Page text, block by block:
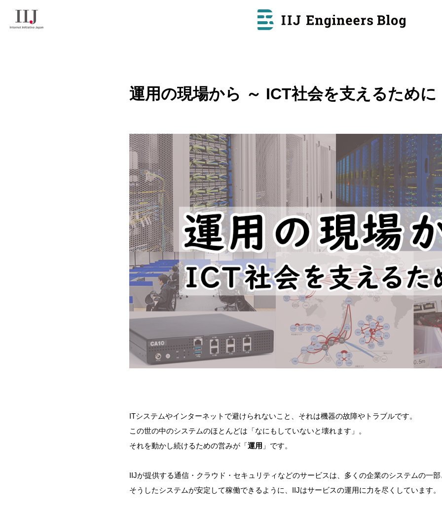
運用の現場から ～ ICT社会を支えるために
ITシステムやインターネットで避けられないこと、それは機器の故障やトラブルです。
この世の中のシステムのほとんどは「なにもしていないと壊れます」。
それを動かし続けるための営みが「運用 」です。
IIJが提供する通信・クラウド・セキュリティなどのサービスは、多くの企業のシステムの一部
そうしたシステムが安定して稼働できるように、IIJはサービスの運用に力を尽くしています。